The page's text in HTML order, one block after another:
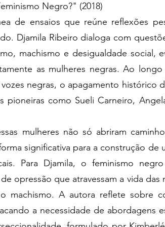
Negro?" (2018)
de ensaios que reúne reflexões
Djamila Ribeiro dialoga com
machismo e desigualdade social,
as mulheres negras. Ao
negras, o apagamento histórico
pioneiras como Sueli Carneiro,
mulheres não só abriram
significativa para a construção
Para Djamila, o feminismo
opressão que atravessam a vida
machismo. A autora reflete sobre
a necessidade de abordagens